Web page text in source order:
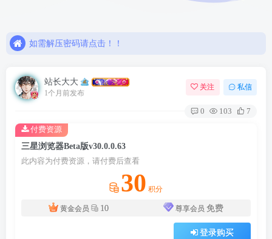
如需解压密码请点击！！
站长大大
1个月前发布
关注 私信
0 103 7
三星浏览器Beta版v30.0.0.63
此内容为付费资源，请付费后查看
30 积分
黄金会员 10 尊享会员 免费
登录购买
付费资源